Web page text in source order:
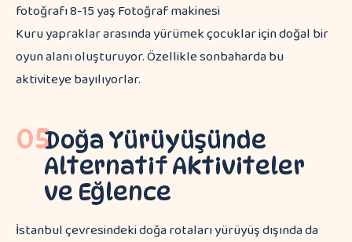
fotoğrafı 8-15 yaş Fotoğraf makinesi
Kuru yapraklar arasında yürümek çocuklar için doğal bir
oyun alanı oluşturuyor. Özellikle sonbaharda bu
aktiviteye bayılıyorlar.
05Doğa Yürüyüşünde
Alternatif Aktiviteler
ve Eğlence
İstanbul çevresindeki doğa rotaları yürüyüş dışında da